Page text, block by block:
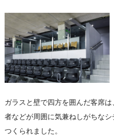
ガラスと壁で四方を囲んだ客席
者などが周囲に気兼ねしがちな
つくられました。